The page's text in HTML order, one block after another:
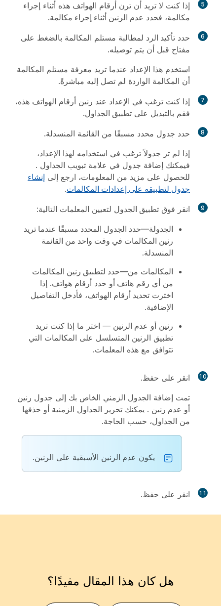
5
إذا كنت لا تريد أن ترن أرقام الهواتف هذه أثناء إجراء
مكالمة، فحدد عدم الرنين أثناء إجراء مكالمة.
6 حدد تأكيد الرد لمطالبة مستلم المكالمة بالضغط على
مفتاح قبل أن يتم توصيله.
استخدم هذا الإعداد عندما تريد معرفة مستلم المكالمة
أن المكالمة الواردة لم تصل إليه مباشرةً.
7
إذا كنت ترغب في الإعداد عند رنين أرقام الهواتف هذه،
فقم بالتبديل على تطبيق الجداول.
8
حدد جدول محدد مسبقًا من القائمة المنسدلة.
إذا لم تر جدولاً ترغب في استخدامه لهذا الإعداد،
فيمكنك إضافة جدول في علامة تبويب الجداول .
للحصول على مزيد من المعلومات، ارجع إلى إنشاء
جدول لتطبيقه على إعدادات المكالمات.
9 انقر فوق تطبيق الجدول لتعيين المعلمات التالية:
الجدولة—حدد الجدول المحدد مسبقًا عندما تريد
رنين المكالمات في وقت واحد من القائمة
المنسدلة.
المكالمات من—حدد لتطبيق رنين المكالمات
من أي رقم هاتف أو حدد أرقام هواتف. إذا
اخترت تحديد أرقام الهواتف، فأدخل التفاصيل
الإضافية.
رنين أو عدم الرنين — اختر ما إذا كنت تريد
تطبيق الرنين المتسلسل على المكالمات التي
تتوافق مع هذه المعلمات.
10 انقر على حفظ.
تمت إضافة الجدول الزمني الخاص بك إلى جدول رنين
أو عدم رنين . يمكنك تحرير الجداول الزمنية أو حذفها
من الجداول، حسب الحاجة.
يكون عدم الرنين الأسبقية على الرنين.
11 انقر على حفظ.
هل كان هذا المقال مفيدًا؟